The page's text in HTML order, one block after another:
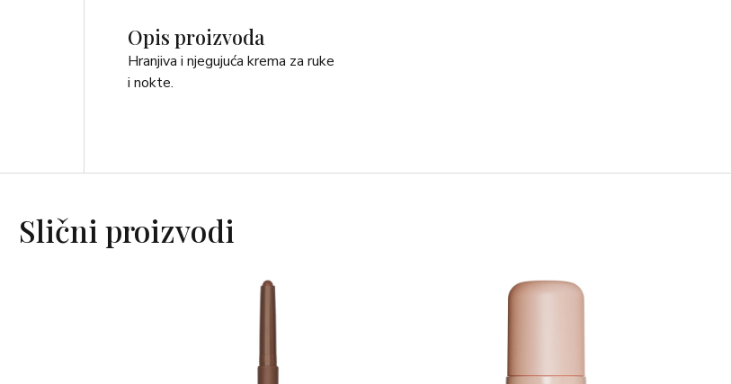
Opis proizvoda
Hranjiva i njegujuća krema za ruke
i nokte.
Slični proizvodi